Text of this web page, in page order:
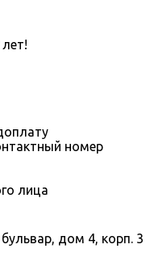
номер
лица
дом 4, корп. 3